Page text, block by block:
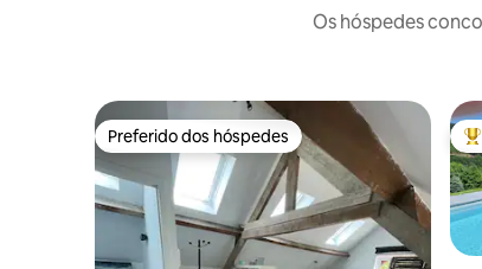
Os hóspedes
Preferido dos hóspedes
Preferido dos hóspedes